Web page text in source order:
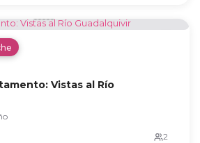
Vistas al Río